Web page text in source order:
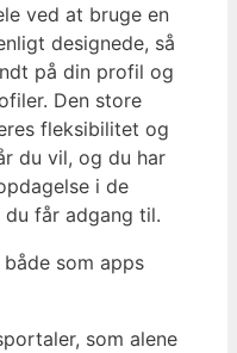
ved at bruge en
designede, så
på din profil og
Den store
fleksibilitet og
du vil, og du har
i de
du får adgang til.
som apps
som alene